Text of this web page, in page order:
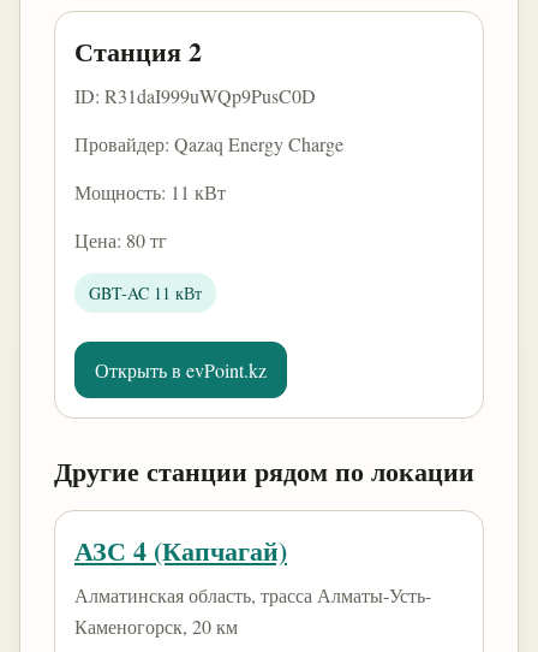
Станция 2
ID: R31daI999uWQp9PusC0D
Провайдер: Qazaq Energy Charge
Мощность: 11 кВт
Цена: 80 тг
GBT-AC 11 кВт
Открыть в evPoint.kz
Другие станции рядом по локации
АЗС 4 (Капчагай)
Алматинская область, трасса Алматы-Усть-
Каменогорск, 20 км